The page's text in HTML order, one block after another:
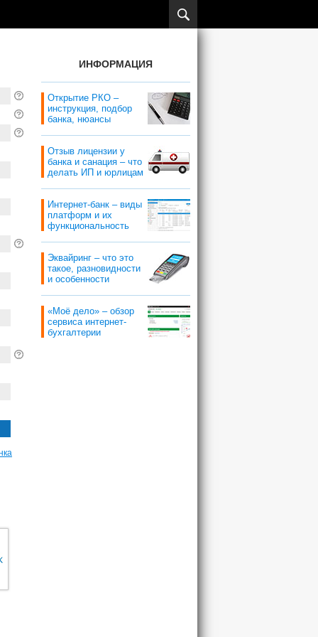
ИНФОРМАЦИЯ
Открытие РКО –
инструкция, подбор
банка, нюансы
Отзыв лицензии у
банка и санация – что
делать ИП и юрлицам
Интернет-банк – виды
платформ и их
функциональность
Эквайринг – что это
такое, разновидности
и особенности
«Моё дело» – обзор
сервиса интернет-
бухгалтерии